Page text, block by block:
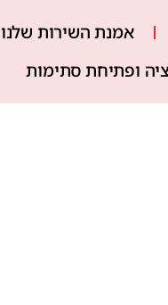
אמנת השירות שלנו
ופתיחת סתימות